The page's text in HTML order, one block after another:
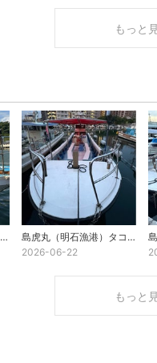
もっと
トリトン（京都府舞鶴）イカメタル 2026年6月28日（日）
島虎丸（明石漁港）タコエギ 2026年6月13日（土）
2026-06-22
もっと